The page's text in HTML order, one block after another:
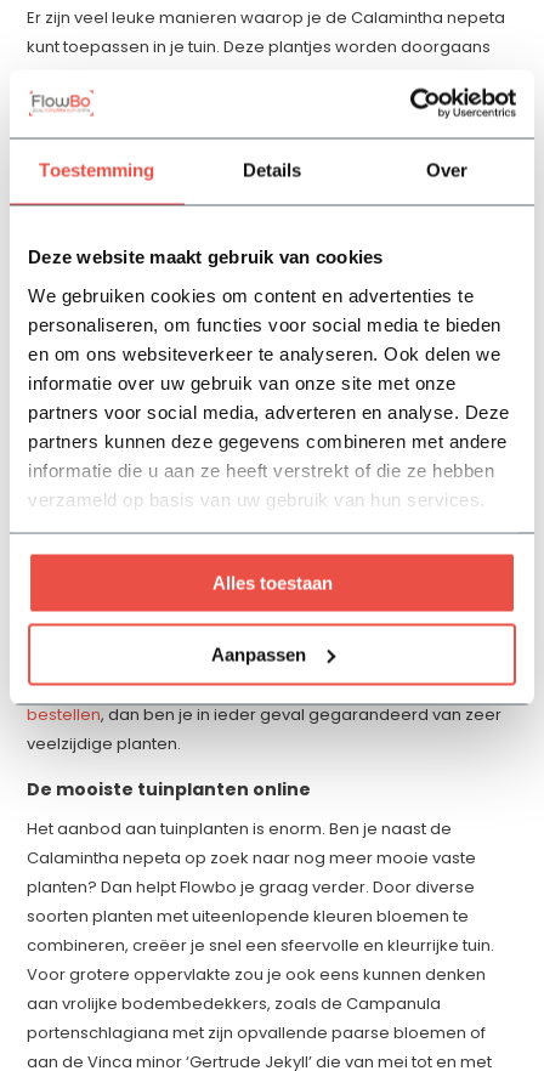
Toestemming Details Over
Deze website maakt gebruik van cookies
We gebruiken cookies om content en advertenties te
personaliseren, om functies voor social media te bieden
en om ons websiteverkeer te analyseren. Ook delen we
informatie over uw gebruik van onze site met onze
partners voor social media, adverteren en analyse. Deze
partners kunnen deze gegevens combineren met andere
informatie die u aan ze heeft verstrekt of die ze hebben
verzameld op basis van uw gebruik van hun services.
Alles toestaan
Aanpassen
Er zijn veel leuke manieren waarop je de Calamintha nepeta
kunt toepassen in je tuin. Deze plantjes worden doorgaans
vooraan in een border te planten. Vergeet niet dat de
standplaats lekker zonnig moet zijn en dat de bodem goed
gedraineerd is. Het is een prachtig gezicht als de vlinders en
idee als je graag een mediterrane sfeer in je tuin wilt creëren.
tijmsoorten, kleurige en geurige lavendelplanten en
rozemarijn. En hoe zit het met de sterk geurende bladeren
van de Bergsteentijm? Kun je die ook in de keuken
gebruiken?
Geur, kleur en smaak!
Met de Calamintha nepeta breng je geur en kleur in je tuin,
maar daarnaast ook smaak. Je kunt de bladeren van deze
plant namelijk ook in de keuken gebruiken. De benaming
lijken op die van tijm. We kunnen stellen dat de smaak van dit
kruid ergens in het midden zit tussen munt en tijm. Je kunt de
bladeren gebruiken om er thee van te trekken of om er
salades mee op smaak te brengen. Wil je dezevaste planten
bestellen, dan ben je in ieder geval gegarandeerd van zeer
veelzijdige planten.
De mooiste tuinplanten online
Het aanbod aan tuinplanten is enorm. Ben je naast de
Calamintha nepeta op zoek naar nog meer mooie vaste
planten? Dan helpt Flowbo je graag verder. Door diverse
soorten planten met uiteenlopende kleuren bloemen te
combineren, creëer je snel een sfeervolle en kleurrijke tuin.
Voor grotere oppervlakte zou je ook eens kunnen denken
aan vrolijke bodembedekkers, zoals de Campanula
portenschlagiana met zijn opvallende paarse bloemen of
aan de Vinca minor ‘Gertrude Jekyll’ die van mei tot en met